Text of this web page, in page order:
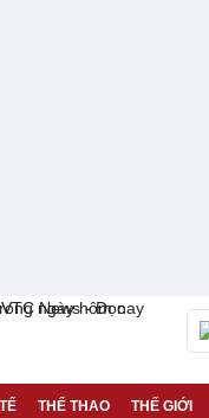
THỂ THAO THẾ GIỚI